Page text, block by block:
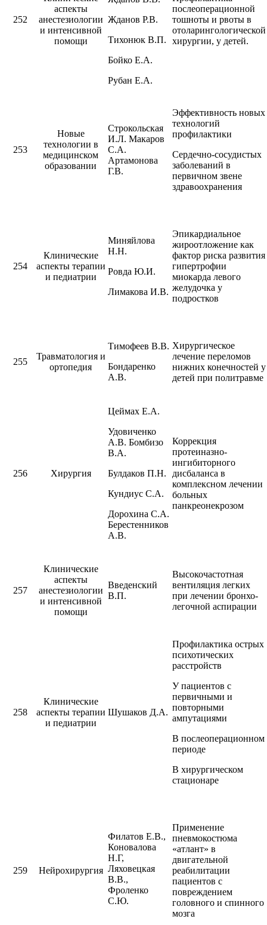
252
аспекты
анестезиологии
и интенсивной
помощи
Жданов Р.В.
Тихонюк В.П.
Бойко Е.А.
Рубан Е.А.
послеоперационной
тошноты и рвоты в
отоларингологической
хирургии, у детей.
253
Новые
технологии в
медицинском
образовании
Строкольская
И.Л. Макаров
С.А.
Артамонова
Г.В.
Эффективность новых
технологий
профилактики
Сердечно-сосудистых
заболеваний в
первичном звене
здравоохранения
254
Клинические
аспекты терапии
и педиатрии
Миняйлова
Н.Н.
Ровда Ю.И.
Лимакова И.В.
Эпикардиальное
жироотложение как
фактор риска развития
гипертрофии
миокарда левого
желудочка у
подростков
255
Травматология и
ортопедия
Тимофеев В.В.
Бондаренко
А.В.
Хирургическое
лечение переломов
нижних конечностей у
детей при политравме
256 Хирургия
Цеймах Е.А.
Удовиченко
А.В. Бомбизо
В.А.
Булдаков П.Н.
Кундиус С.А.
Дорохина С.А.
Берестенников
А.В.
Коррекция
протеиназно-
ингибиторного
дисбаланса в
комплексном лечении
больных
панкреонекрозом
257
Клинические
аспекты
анестезиологии
и интенсивной
помощи
Введенский
В.П.
Высокочастотная
вентиляция легких
при лечении бронхо-
легочной аспирации
258
Клинические
аспекты терапии
и педиатрии
Шушаков Д.А.
Профилактика острых
психотических
расстройств
У пациентов с
первичными и
повторными
ампутациями
В послеоперационном
периоде
В хирургическом
стационаре
259 Нейрохирургия
Филатов Е.В.,
Коновалова
Н.Г,
Ляховецкая
В.В.,
Фроленко
С.Ю.
Применение
пневмокостюма
«атлант» в
двигательной
реабилитации
пациентов с
повреждением
головного и спинного
мозга